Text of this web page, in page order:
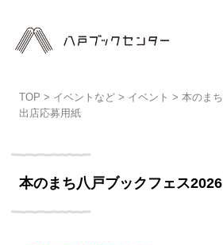
TOP > イベントなど> イベント > 本のま
出店応募用紙
本のまち八戸ブックフェス